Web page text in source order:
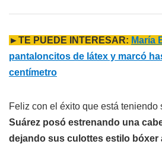
►TE PUEDE INTERESAR: María
pantaloncitos de látex y marcó
centímetro
Feliz con el éxito que está teniendo
Suárez posó estrenando una
dejando sus culottes estilo bóxer